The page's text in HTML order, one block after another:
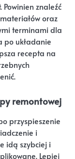
znaleźć
oraz
terminami dla
po układanie
recepta na
remontowej
przyspieszenie
i
idą szybciej i
Lepiej